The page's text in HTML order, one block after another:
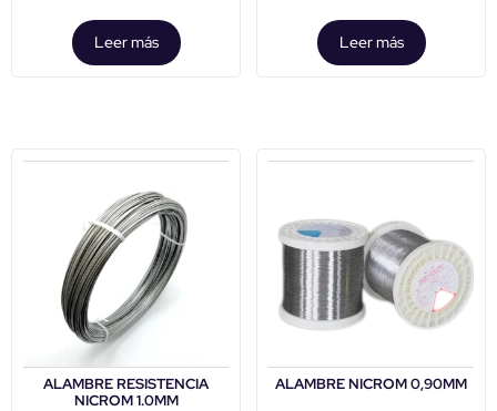
Leer más Leer más
ALAMBRE RESISTENCIA
NICROM 1.0MM
ALAMBRE NICROM 0,90MM